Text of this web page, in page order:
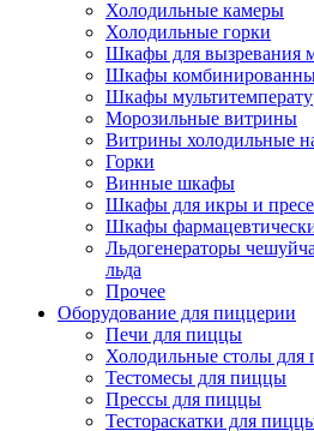
Холодильные камеры
Холодильные горки
Шкафы для вызревания
Шкафы
Шкафы
Морозильные витрины
Витрины холодильные
Горки
Винные шкафы
Шкафы для икры и
Шкафы
Льдогенераторы
льда
Прочее
Оборудование для пиццерии
Печи для пиццы
Холодильные столы для
Тестомесы для пиццы
Прессы для пиццы
Тестораскатки для